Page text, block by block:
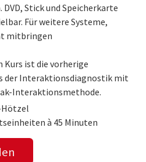
Stick und Speicherkarte
Für weitere Systeme,
mitbringen
Kurs ist die vorherige
der Interaktionsdiagnostik mit
Interaktionsmethode.
Hötzel
à 45 Minuten